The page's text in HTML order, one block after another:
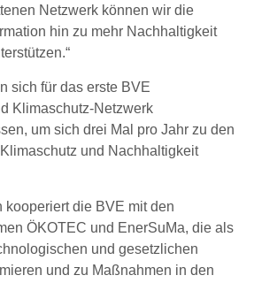
Netzwerk können wir die
hin zu mehr Nachhaltigkeit
sich für das erste BVE
Klimaschutz-Netzwerk
um sich drei Mal pro Jahr zu den
und Nachhaltigkeit
kooperiert die BVE mit den
ÖKOTEC und EnerSuMa, die als
und gesetzlichen
und zu Maßnahmen in den